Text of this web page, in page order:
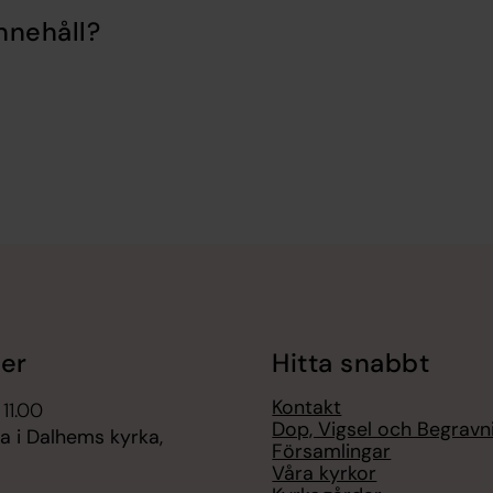
i Dalhems kyrka,
Hitta snabbt
Kontakt
Dop, Vigsel och
Församlingar
Våra kyrkor